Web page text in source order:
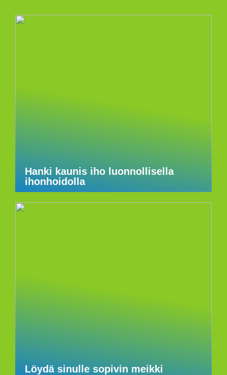
Hanki kaunis iho luonnollisella
ihonhoidolla
Löydä sinulle sopivin meikki